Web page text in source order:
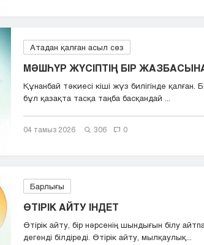
Атадан қалған асыл сөз
МӘШҺҮР ЖҮСІПТІҢ БІР
Құнанбай тәкиесі кіші жүз билігінде қалған.
бұл қазақта тасқа таңба басқандай ...
04 тамыз 2026 306 0
Барлығы
ӨТІРІК АЙТУ ІНДЕТ
Өтірік айту, бір нәрсенің шындығын білу
дегенді білдіреді. Өтірік айту, мылқаулық...